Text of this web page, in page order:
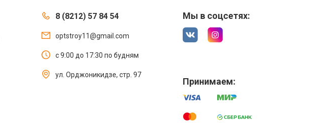
8 (8212) 57 84 54
optstroy11@gmail.com
с 9:00 до 17:30 по будням
ул. Орджоникидзе, стр. 97
Мы в соцсетях:
Принимаем: